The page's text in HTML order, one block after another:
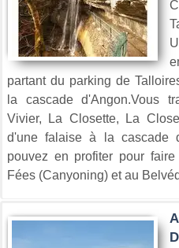
partant du parking de
la cascade d'Angon.Vous
Vivier, La Closette, La
d'une falaise à la cascade
pouvez en profiter pour
Fées (Canyoning) et au